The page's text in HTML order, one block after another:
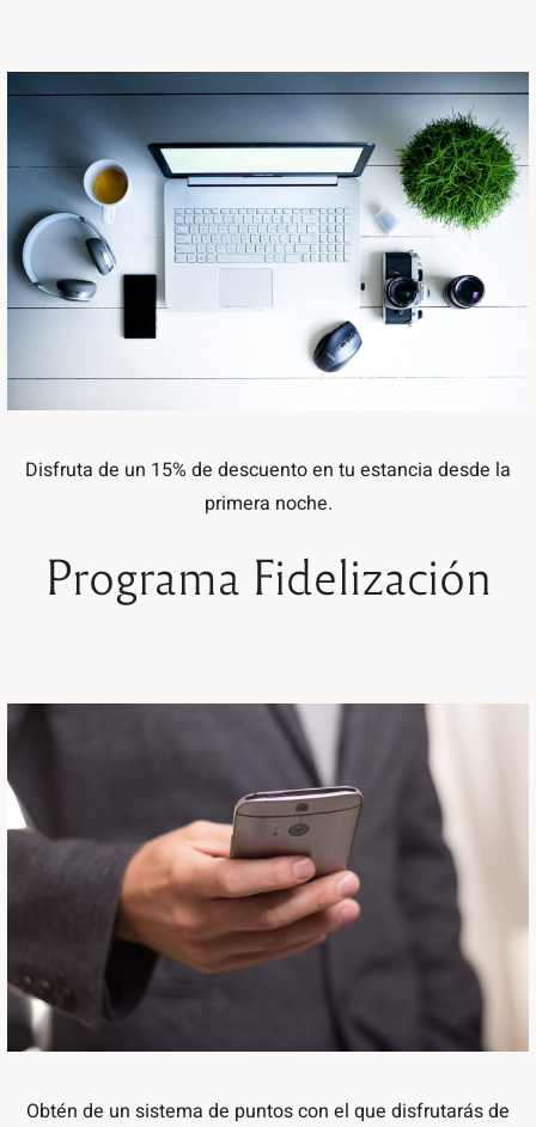
Disfruta de un 15% de descuento en tu estancia desde la
primera noche.
Programa Fidelización
Obtén de un sistema de puntos con el que disfrutarás de